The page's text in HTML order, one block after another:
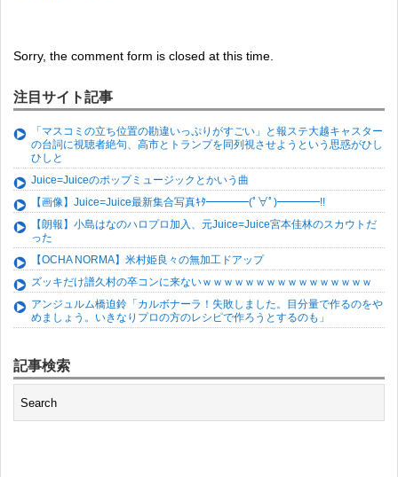
Sorry, the comment form is closed at this time.
注目サイト記事
「マスコミの立ち位置の勘違いっぷりがすごい」と報ステ大越キャスター
の台詞に視聴者絶句、高市とトランプを同列視させようという思惑がひし
ひしと
Juice=Juiceのポップミュージックとかいう曲
【画像】Juice=Juice最新集合写真ｷﾀ━━━━(ﾟ∀ﾟ)━━━━!!
【朗報】小島はなのハロプロ加入、元Juice=Juice宮本佳林のスカウトだ
った
【OCHA NORMA】米村姫良々の無加工ドアップ
ズッキだけ譜久村の卒コンに来ないｗｗｗｗｗｗｗｗｗｗｗｗｗｗｗｗ
アンジュルム橋迫鈴「カルボナーラ！失敗しました。目分量で作るのをや
めましょう。いきなりプロの方のレシピで作ろうとするのも」
記事検索